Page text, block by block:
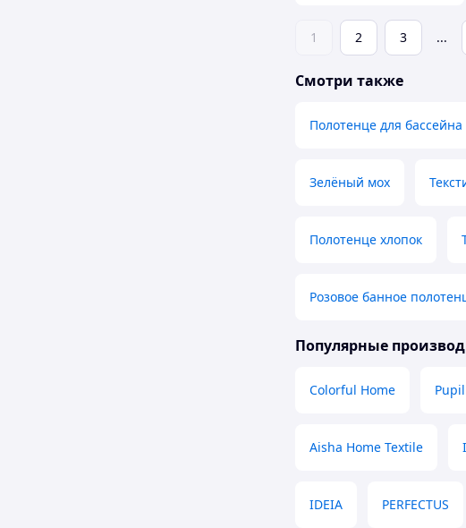
1 2 3 ...
Смотри также
Полотенце для бассейна
Зелёный мох
Полотенце хлопок
Розовое банное
Популярные
Colorful Home
Aisha Home Textile
IDEIA PERFECTUS